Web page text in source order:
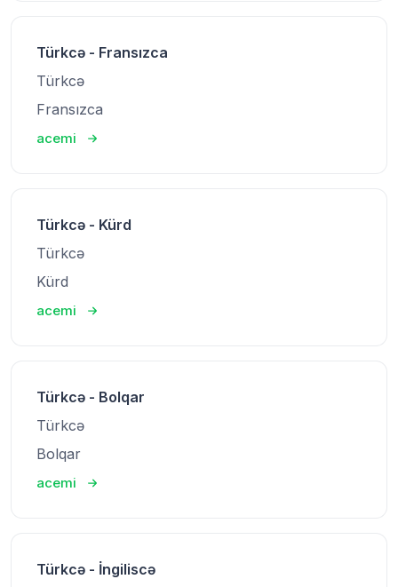
Türkcə - Fransızca
Türkcə
Fransızca
acemi
Türkcə - Kürd
Türkcə
Kürd
acemi
Türkcə - Bolqar
Türkcə
Bolqar
acemi
Türkcə - İngiliscə